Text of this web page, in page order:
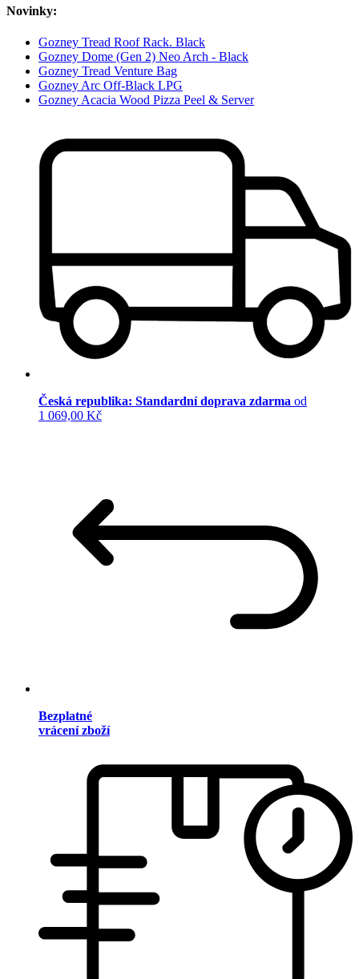
Novinky:
Gozney Tread Roof Rack. Black
Gozney Dome (Gen 2) Neo Arch - Black
Gozney Tread Venture Bag
Gozney Arc Off-Black LPG
Gozney Acacia Wood Pizza Peel & Server
Česká republika: Standardní doprava zdarma od
1 069,00 Kč
Bezplatné
vrácení zboží